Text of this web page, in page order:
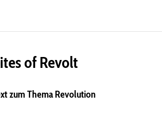
of Revolt
zum Thema Revolution